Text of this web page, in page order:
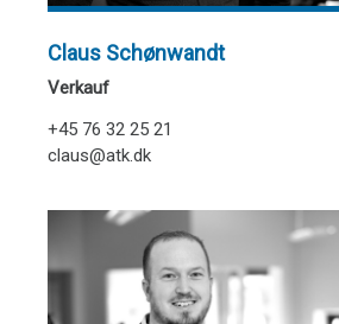
Claus Schønwandt
Verkauf
+45 76 32 25 21
claus@atk.dk